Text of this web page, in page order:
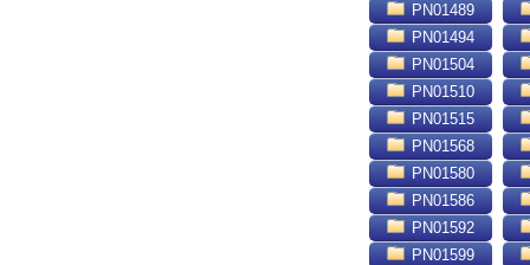
PN01489
PN01494
PN01504
PN01510
PN01515
PN01568
PN01580
PN01586
PN01592
PN01599